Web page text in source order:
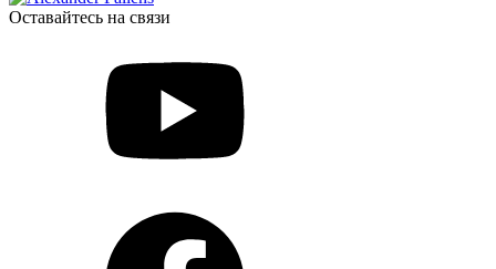
Оставайтесь на связи